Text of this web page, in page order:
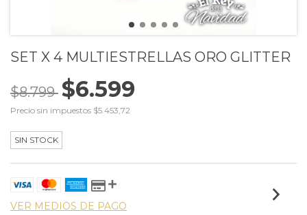
SET X 4 MULTIESTRELLAS ORO GLITTER
$8.799 $6.599
Precio sin impuestos $5.453,72
SIN STOCK
VER MEDIOS DE PAGO